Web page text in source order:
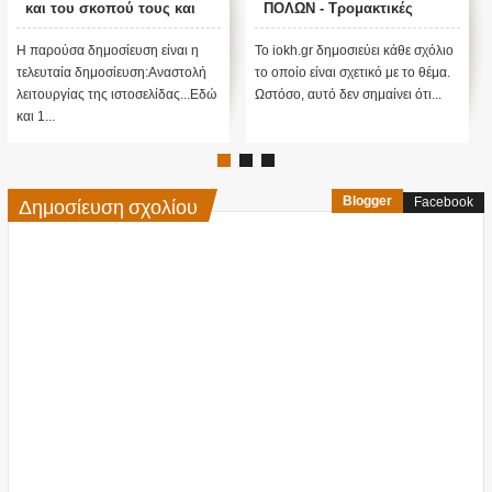
σχόλιο
με το θέμα.
ότι...
ΠΡΟΠΑΓΑΝΔΑ ΥΠΕΡ ΤΟΥ
ΠΟΥΤΙΝ;
ΑΝΕΞΗΓΗΤΗ ΠΡΟΠΑΓΑΝΔΑ
ΥΠΕΡ ΤΟΥ ΠΟΥΤΙΝ; ΕΙΝΑΙ
ΜΕΓΑΛΗ ΠΑΓΙΔΑ; Τι κρύβεται
Το iokh.gr δημοσιεύει
το οποίο είναι σχετικό
Ωστόσο, αυτό δεν
Δημοσίευση σχολίου Blogger Facebook